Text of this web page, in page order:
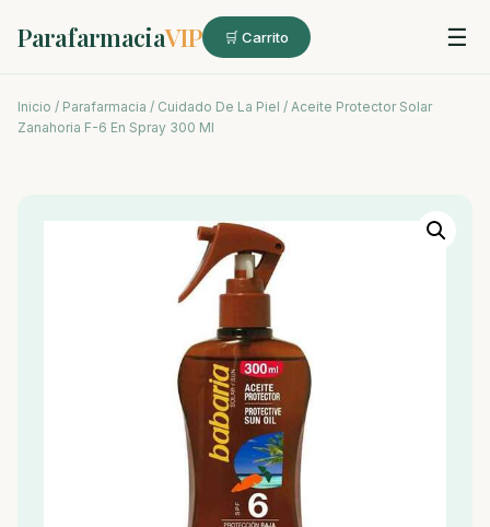
ParafarmaciaVIP 🛒 Carrito ☰
Inicio / Parafarmacia / Cuidado De La Piel / Aceite Protector Solar
Zanahoria F-6 En Spray 300 Ml